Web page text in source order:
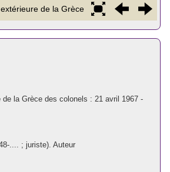
de la Grèce des colonels : 21 avril 1967 -
.... ; juriste). Auteur